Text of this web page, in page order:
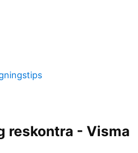
reskontra - Visma